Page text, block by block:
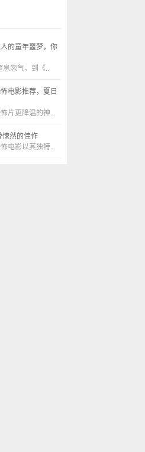
的童年噩梦，你
怨气，到《..
电影推荐，夏日
片更降温的神..
悚然的佳作
电影以其独特..